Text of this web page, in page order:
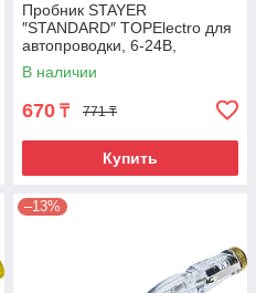
Пробник STAYER
″STANDARD″ TOPElectro для
автопроводки, 6-24В,
флажок-подвеска
В наличии
670 ₸ 771 ₸
Купить
–13%